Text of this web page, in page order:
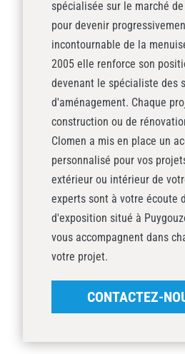
spécialisée sur le marché
pour devenir
incontournable de la
2005 elle renforce son
devenant le spécialiste des
d'aménagement. Chaque
construction ou de
Clomen a mis en place un
personnalisé pour vos
extérieur ou intérieur de
experts sont à votre écoute
d'exposition situé à
vous accompagnent dans
votre projet.
CONTACTEZ-